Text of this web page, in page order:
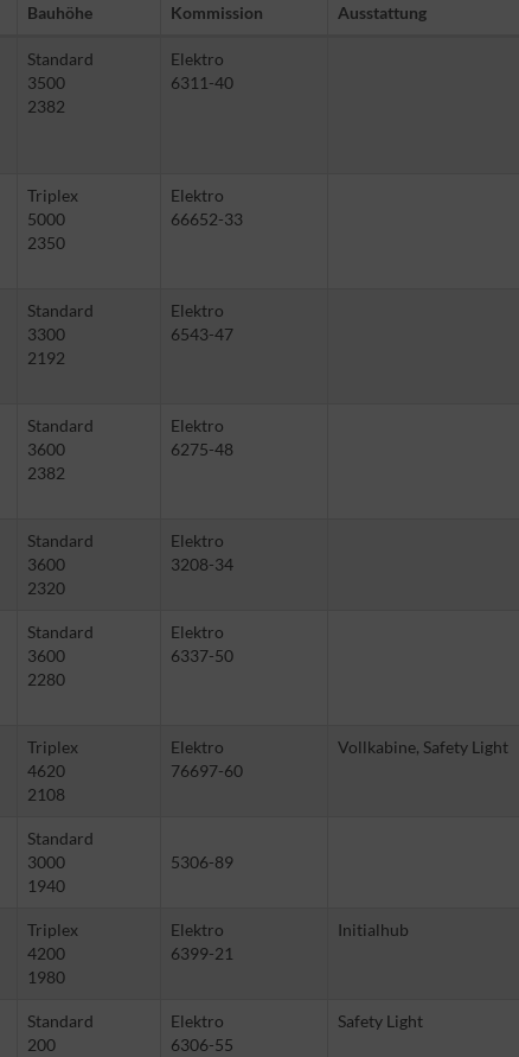
Bauhöhe
Kommission
Ausstattung
Standard
3500
2382
Elektro
6311-40
Triplex
5000
2350
Elektro
66652-33
Standard
3300
2192
Elektro
6543-47
Standard
3600
2382
Elektro
6275-48
Standard
3600
2320
Elektro
3208-34
Standard
3600
2280
Elektro
6337-50
Triplex
4620
2108
Elektro
76697-60
Vollkabine, Safety Light
Standard
3000
1940
5306-89
Triplex
4200
1980
Elektro
6399-21
Initialhub
Standard
200
Elektro
6306-55
Safety Light